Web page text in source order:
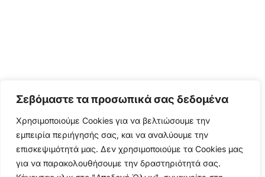
Σεβόμαστε τα προσωπικά σας δεδομένα
Χρησιμοποιούμε Cookies για να βελτιώσουμε την
εμπειρία περιήγησής σας, και να αναλύουμε την
επισκεψιμότητά μας. Δεν χρησιμοποιούμε τα Cookies μας
για να παρακολουθήσουμε την δραστηριότητά σας.